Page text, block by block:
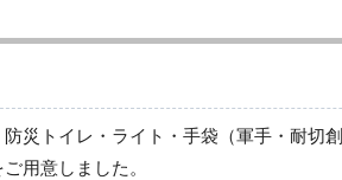
災トイレ・ライト・手袋（軍手・耐切
用意しました。